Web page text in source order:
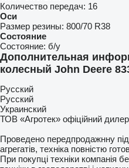
Количество передач: 16
Оси
Размер резины: 800/70 R38
Состояние
Состояние: б/у
Дополнительная
колесный John Deere
Русский
Русский
Украинский
ТОВ «Агротек» офіційний
Проведено передпродажнну
агрегатів, техніка повністю
При покупці техніки компанія